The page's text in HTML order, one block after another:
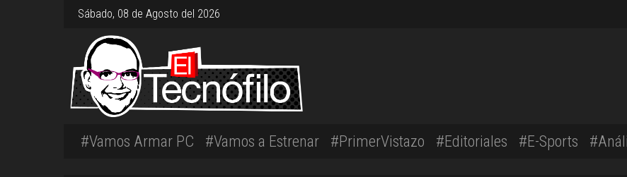
Sábado, 08 de Agosto del 2026
#Vamos Armar PC #Vamos a Estrenar #PrimerVistazo #Editoriales #E-Sports